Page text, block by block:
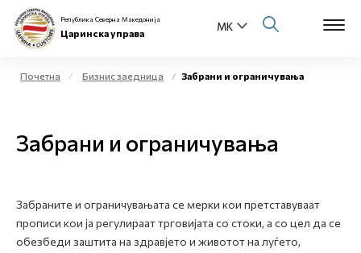
Физички лица
Бизнис заедница
Open
Е-Царина
Република Северна Македонија
Царинска управа
Почетна Бизнис заедница Забрани и ограничувања
Забрани и ограничувања
Забраните и ограничувањата се мерки кои претставуваат
прописи кои ја регулираат трговијата со стоки, а со цел да се
обезбеди заштита на здравјето и животот на луѓето,